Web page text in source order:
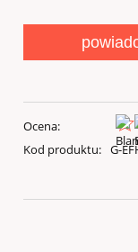
Ocena:
Kod produktu: G-